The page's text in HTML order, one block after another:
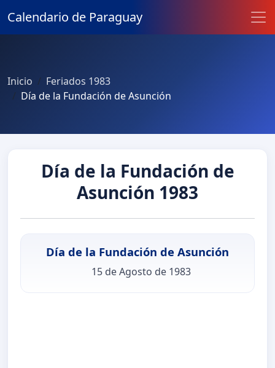
Calendario de Paraguay
Inicio
Feriados 1983
Día de la Fundación de Asunción
Día de la Fundación de
Asunción 1983
Día de la Fundación de Asunción
15 de Agosto de 1983